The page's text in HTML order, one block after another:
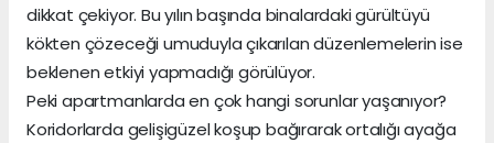
dikkat çekiyor. Bu yılın başında binalardaki gürültüyü
kökten çözeceği umuduyla çıkarılan düzenlemelerin ise
beklenen etkiyi yapmadığı görülüyor.
Peki apartmanlarda en çok hangi sorunlar yaşanıyor?
Koridorlarda gelişigüzel koşup bağırarak ortalığı ayağa